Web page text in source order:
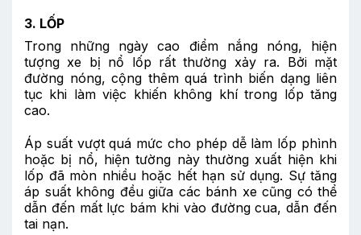
3. LỐP
Trong những ngày cao điểm nắng nóng, hiện
tượng xe bị nổ lốp rất thường xảy ra. Bởi mặt
đường nóng, cộng thêm quá trình biến dạng liên
tục khi làm việc khiến không khí trong lốp tăng
cao.
Áp suất vượt quá mức cho phép dễ làm lốp phình
hoặc bị nổ, hiện tường này thường xuất hiện khi
lốp đã mòn nhiều hoặc hết hạn sử dụng. Sự tăng
áp suất không đều giữa các bánh xe cũng có thể
dẫn đến mất lực bám khi vào đường cua, dẫn đến
tai nạn.